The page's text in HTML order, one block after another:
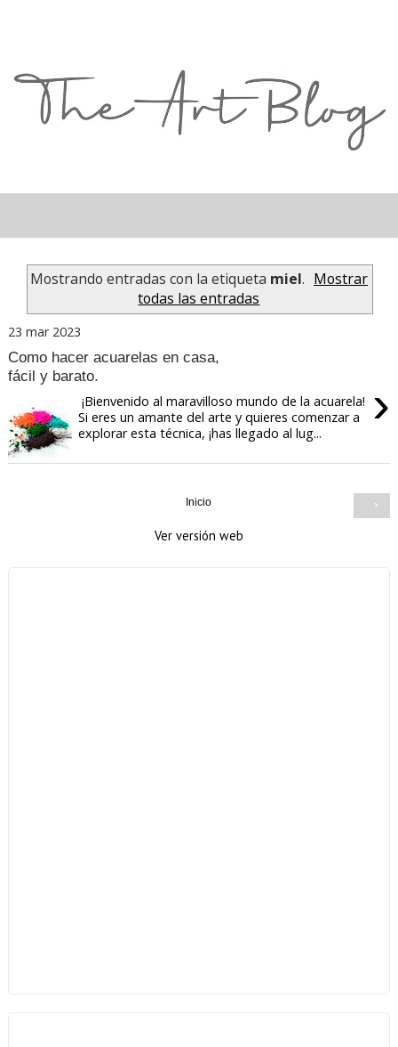
Mostrando entradas con la etiqueta miel. Mostrar
todas las entradas
23 mar 2023
Como hacer acuarelas en casa,
fácil y barato.
›
¡Bienvenido al maravilloso mundo de la acuarela!
Si eres un amante del arte y quieres comenzar a
explorar esta técnica, ¡has llegado al lug...
›
Inicio
Ver versión web